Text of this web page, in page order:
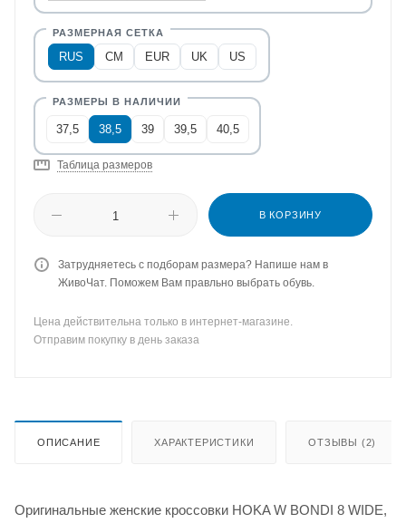
RUS CM EUR UK US
37,5 38,5 39 39,5 40,5
Таблица размеров
В КОРЗИНУ
Затрудняетесь с подборам размера? Напише нам в
ЖивоЧат. Поможем Вам правльно выбрать обувь.
Цена действительна только в интернет-магазине.
Отправим покупку в день заказа
ОПИСАНИЕ ХАРАКТЕРИСТИКИ ОТЗЫВЫ (2)
Оригинальные женские кроссовки HOKA W BONDI 8 WIDE,